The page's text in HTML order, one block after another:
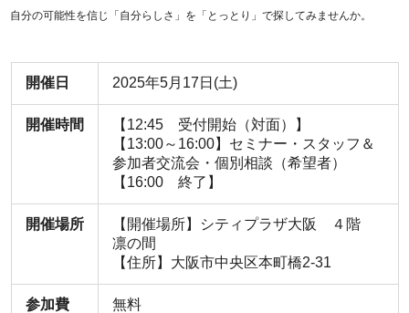
自分の可能性を信じ「自分らしさ」を「とっとり」で探してみませんか。
開催日 2025年5月17日(土)
開催時間
【12:45 受付開始（対面）】
【13:00～16:00】セミナー・スタッフ＆
参加者交流会・個別相談（希望者）
【16:00 終了】
開催場所
【開催場所】シティプラザ大阪 ４階
凛の間
【住所】大阪市中央区本町橋2-31
参加費 無料